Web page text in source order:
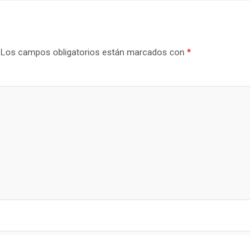
Los campos obligatorios están marcados con *